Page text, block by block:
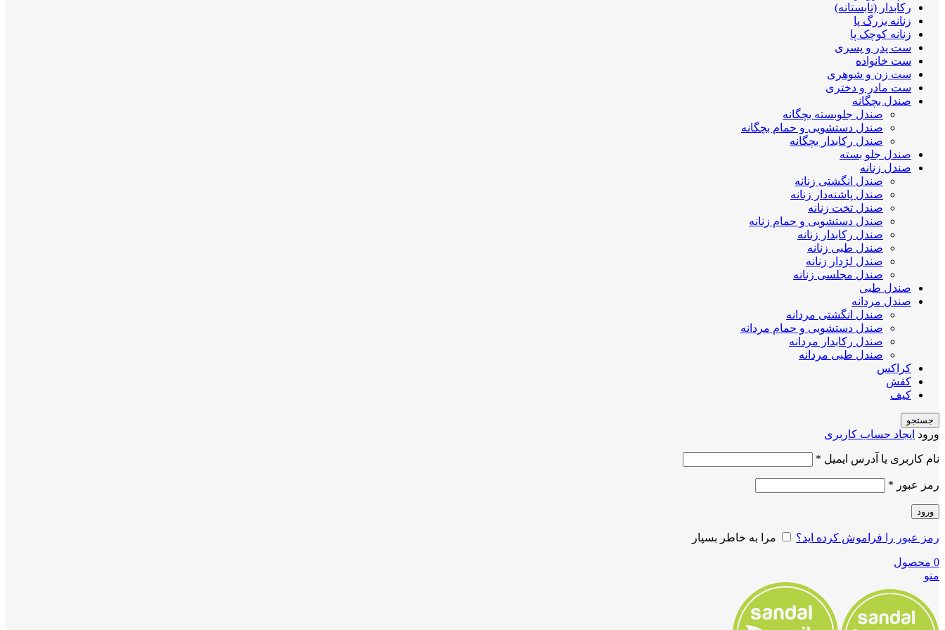
رکابدار (تابستانه)
زنانه بزرگ پا
زنانه کوچک پا
ست پدر و پسری
ست خانواده
ست زن و شوهری
ست مادر و دختری
صندل بچگانه
صندل جلوبسته بچگانه
صندل دستشویی و حمام بچگانه
صندل رکابدار بچگانه
صندل جلو بسته
صندل زنانه
صندل انگشتی زنانه
صندل پاشنه‌دار زنانه
صندل تخت زنانه
صندل دستشویی و حمام زنانه
صندل رکابدار زنانه
صندل طبی زنانه
صندل لژدار زنانه
صندل مجلسی زنانه
صندل طبی
صندل مردانه
صندل انگشتی مردانه
صندل دستشویی و حمام مردانه
صندل رکابدار مردانه
صندل طبی مردانه
کراکس
کفش
کیف
جستجو
ورود ایجاد حساب کاربری
نام کاربری یا آدرس ایمیل *
رمز عبور *
ورود
رمز عبور را فراموش کرده اید؟ مرا به خاطر بسپار
0 محصول
منو